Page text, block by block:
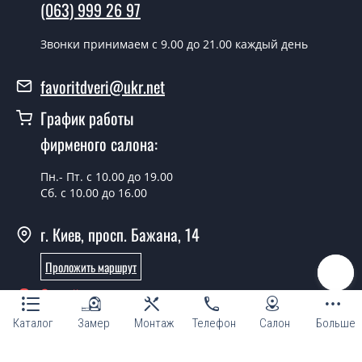
Каталог Замер Монтаж Телефон Салон Больше
производится согласно очереди, во все дни кроме
Сколько стоит установка дверей Berta
Можно на сегодня вызвать
замерщика?
Да можно.
дверные полотна?
Да, мы имеем большой ассортимент готовых дверных
полотен.
Вы делаете нестандартные двери?
(063) 999 26 97
Звонки принимаем c 9.00 до 21.00 каждый день
favoritdveri@ukr.net
График работы
фирменого салона:
Пн.- Пт. с 10.00 до 19.00
Сб. с 10.00 до 16.00
г. Киев, просп. Бажана, 14
Проложить маршрут
Онлайн консультант